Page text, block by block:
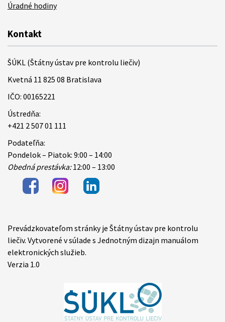
Úradné hodiny
Kontakt
ŠÚKL (Štátny ústav pre kontrolu liečiv)
Kvetná 11 825 08 Bratislava
IČO: 00165221
Ústredňa:
+421 2 507 01 111
Podateľňa:
Pondelok – Piatok: 9:00 – 14:00
Obedná prestávka:12:00 – 13:00
Items
Prevádzkovateľom stránky je Štátny ústav pre kontrolu
liečiv. Vytvorené v súlade s Jednotným dizajn manuálom
elektronických služieb.
Verzia 1.0